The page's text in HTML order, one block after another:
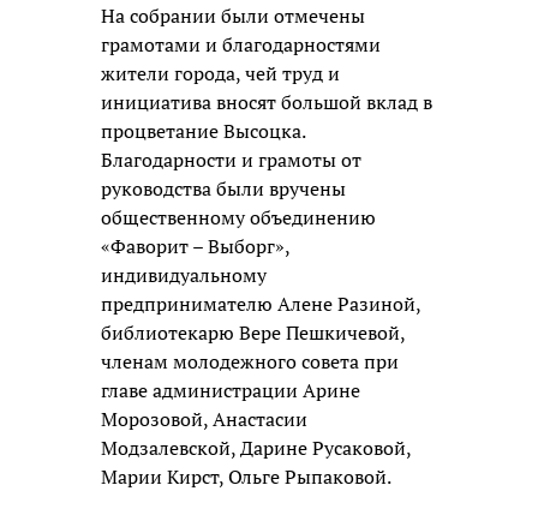
На собрании были отмечены
грамотами и благодарностями
жители города, чей труд и
инициатива вносят большой вклад в
процветание Высоцка.
Благодарности и грамоты от
руководства были вручены
общественному объединению
«Фаворит – Выборг»,
индивидуальному
предпринимателю Алене Разиной,
библиотекарю Вере Пешкичевой,
членам молодежного совета при
главе администрации Арине
Морозовой, Анастасии
Модзалевской, Дарине Русаковой,
Марии Кирст, Ольге Рыпаковой.